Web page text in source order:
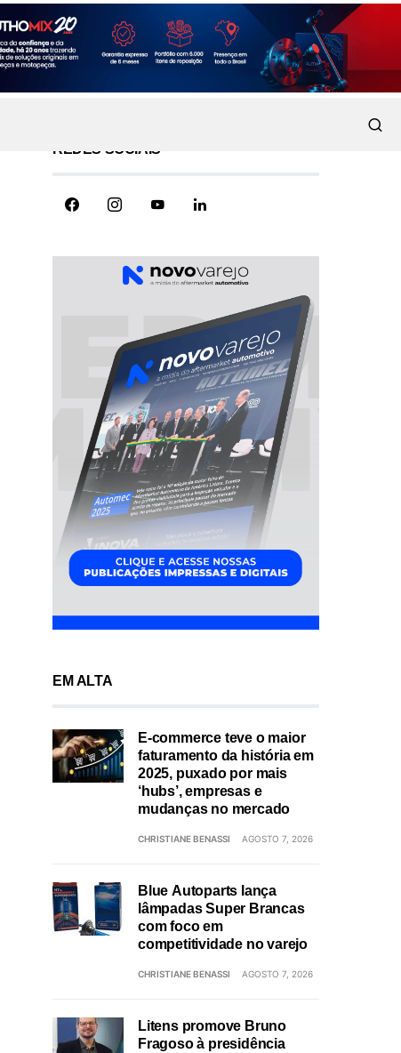
REDES SOCIAIS
EM ALTA
E-commerce teve o maior
faturamento da história em
2025, puxado por mais
‘hubs’, empresas e
mudanças no mercado
CHRISTIANE BENASSI AGOSTO 7, 2026
Blue Autoparts lança
lâmpadas Super Brancas
com foco em
competitividade no varejo
CHRISTIANE BENASSI AGOSTO 7, 2026
Litens promove Bruno
Fragoso à presidência